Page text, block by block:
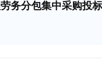
务分包集中采购投